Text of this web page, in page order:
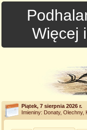
Więcej
Piątek, 7 sierpnia 2026 r.
Imieniny: Donaty, Olechny,